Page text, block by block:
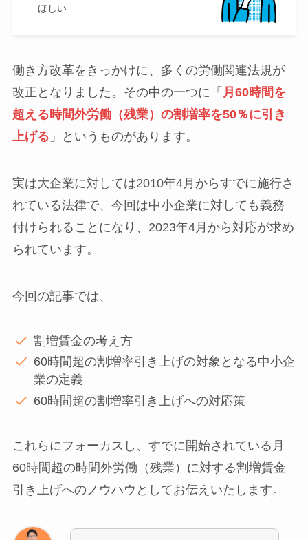
ほしい
働き方改革をきっかけに、多くの労働関連法規が
改正となりました。その中の一つに「 月60時間を
超える時間外労働（残業）の割増率を50％に引き
上げる 」というものがあります。
実は大企業に対しては2010年4月からすでに施行さ
れている法律で、今回は中小企業に対しても義務
付けられることになり、2023年4月から対応が求め
られています。
今回の記事では、
割増賃金の考え方
60時間超の割増率引き上げの対象となる中小企
業の定義
60時間超の割増率引き上げへの対応策
これらにフォーカスし、すでに開始されている月
60時間超の時間外労働（残業）に対する割増賃金
引き上げへのノウハウとしてお伝えいたします。